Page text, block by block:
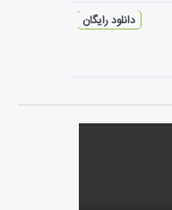
دانلود رایگان